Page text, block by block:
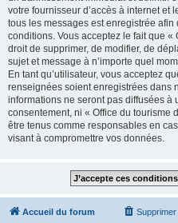
votre fournisseur d’accès à internet et
tous les messages est enregistrée afin
conditions. Vous acceptez le fait que
droit de supprimer, de modifier, de
sujet et message à n’importe quel
En tant qu’utilisateur, vous acceptez
renseignées soient enregistrées dans
informations ne seront pas diffusées à
consentement, ni « Office du tourisme
être tenus comme responsables en
visant à compromettre vos données.
Accueil du forum